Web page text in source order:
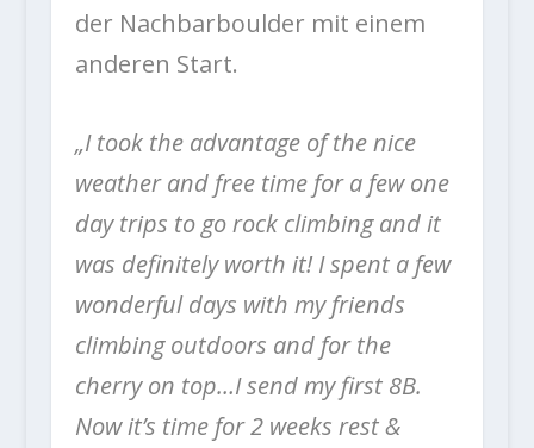
der Nachbarboulder mit einem
anderen Start.
„I took the advantage of the nice
weather and free time for a few one
day trips to go rock climbing and it
was definitely worth it! I spent a few
wonderful days with my friends
climbing outdoors and for the
cherry on top…I send my first 8B.
Now it’s time for 2 weeks rest &